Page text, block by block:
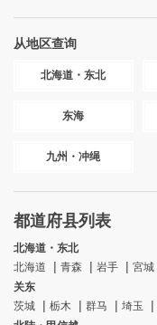
从地区查询
北海道・东北
东海
九州・冲绳
都道府县列表
北海道・东北
北海道
青森 岩手 宮城
关东
茨城
栃木 群马 埼玉